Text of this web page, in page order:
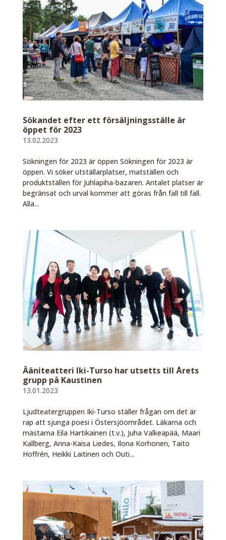
Sökandet efter ett försäljningsställe är
öppet för 2023
13.02.2023
Sökningen för 2023 är öppen Sökningen för 2023 är
öppen. Vi söker utställarplatser, matställen och
produktställen för Juhlapiha-bazaren. Antalet platser är
begränsat och urval kommer att göras från fall till fall.
Alla...
Ääniteatteri Iki-Turso har utsetts till Årets
grupp på Kaustinen
13.01.2023
Ljudteatergruppen Iki-Turso ställer frågan om det är
rap att sjunga poesi i Östersjöområdet. Läkarna och
mästarna Eila Hartikainen (t.v.), Juha Valkeapää, Maari
Kallberg, Anna-Kaisa Liedes, Ilona Korhonen, Taito
Hoffrén, Heikki Laitinen och Outi...